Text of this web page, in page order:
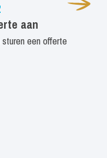
aan
een offerte